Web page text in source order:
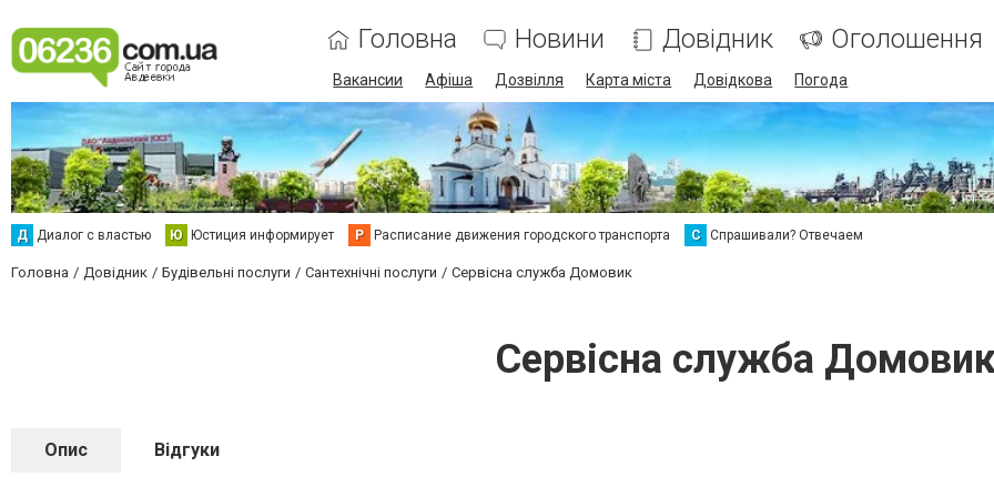
Головна Новини Довідник Оголошення
Вакансии Афіша Дозвілля Карта міста Довідкова Погода
Д Диалог с властью Ю Юстиция информирует Р Расписание движения городского транспорта С Спрашивали? Отвечаем
Головна Довідник Будівельні послуги Сантехнічні послуги Сервісна служба Домовик
Сервісна служба
Опис Відгуки